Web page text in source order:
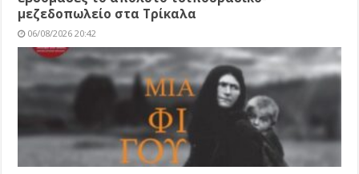
μεζεδοπωλείο στα Τρίκαλα
06/08/2026 20:42